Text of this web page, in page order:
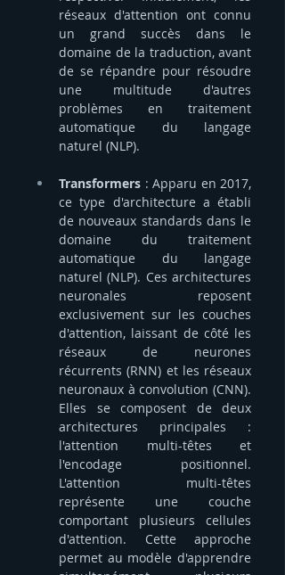
réseaux d'attention ont connu
un grand succès dans le
domaine de la traduction, avant
de se répandre pour résoudre
une multitude d'autres
problèmes en traitement
automatique du langage
naturel (NLP).
Transformers : Apparu en 2017,
ce type d'architecture a établi
de nouveaux standards dans le
domaine du traitement
automatique du langage
naturel (NLP). Ces architectures
neuronales reposent
exclusivement sur les couches
d'attention, laissant de côté les
réseaux de neurones
récurrents (RNN) et les réseaux
neuronaux à convolution (CNN).
Elles se composent de deux
architectures principales :
l'attention multi-têtes et
l'encodage positionnel.
L'attention multi-têtes
représente une couche
comportant plusieurs cellules
d'attention. Cette approche
permet au modèle d'apprendre